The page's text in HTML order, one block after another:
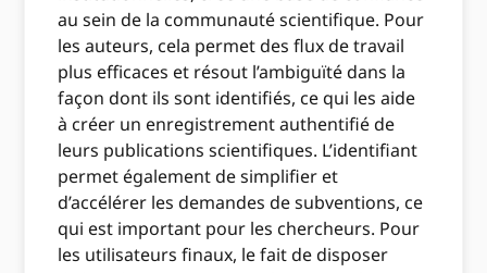
au sein de la communauté scientifique. Pour
les auteurs, cela permet des flux de travail
plus efficaces et résout l’ambiguïté dans la
façon dont ils sont identifiés, ce qui les aide
à créer un enregistrement authentifié de
leurs publications scientifiques. L’identifiant
permet également de simplifier et
d’accélérer les demandes de subventions, ce
qui est important pour les chercheurs. Pour
les utilisateurs finaux, le fait de disposer